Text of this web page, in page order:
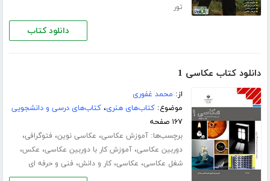
تور
دانلود کتاب
دانلود کتاب عکاسی 1
از: محمد غفوری
موضوع:کتاب‌های هنری،کتاب‌های درسی و دانشجویی
۱۶۷ صفحه
برچسب‌ها:آموزش عکاسی، عکاسی نوین، فتوگرافی،
دوربین عکاسی،آموزش کار با دوربین عکاسی، عکس،
شغل عکاسی، عکاسی،کار و دانش، فنی و حرفه ای